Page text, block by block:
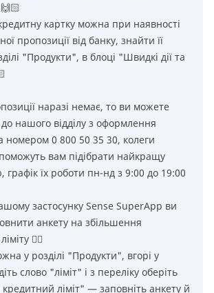
картку можна при наявності
пропозиції від банку, знайти її
"Продукти", в блоці "Швидкі дії та
наразі немає, то ви можете
нашого відділу з оформлення
номером 0 800 50 35 30, колеги
вам підібрати найкращу
графік їх роботи пн-нд з 9:00 до 19:00
застосунку Sense SuperApp ви
анкету на збільшення
👌🏻
у розділі "Продукти", вгорі у
слово "ліміт" і з переліку оберіть
ліміт" — заповніть анкету й